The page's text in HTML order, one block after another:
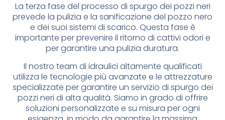
La terza fase del processo di spurgo dei pozzi neri
prevede la pulizia e la sanificazione del pozzo nero
e dei suoi sistemi di scarico. Questa fase è
importante per prevenire il ritorno di cattivi odori e
per garantire una pulizia duratura.
Il nostro team di idraulici altamente qualificati
utilizza le tecnologie più avanzate e le attrezzature
specializzate per garantire un servizio di spurgo dei
pozzi neri di alta qualità. Siamo in grado di offrire
soluzioni personalizzate e su misura per ogni